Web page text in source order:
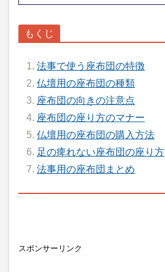
法事で使う座布団の特徴
仏壇用の座布団の種類
座布団の向きの注意点
座布団の座り方のマナー
仏壇用の座布団の購入方法
足の痺れない座布団の座り方
法事用の座布団まとめ
スポンサーリンク